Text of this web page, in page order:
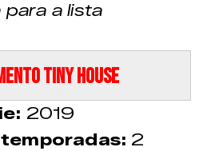
para a lista
Tiny House
2019
2